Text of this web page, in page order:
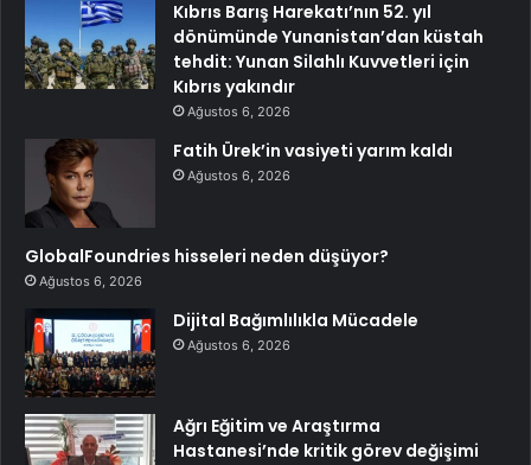
Kıbrıs Barış Harekatı’nın 52. yıl
dönümünde Yunanistan’dan küstah
tehdit: Yunan Silahlı Kuvvetleri için
Kıbrıs yakındır
Ağustos 6, 2026
Fatih Ürek’in vasiyeti yarım kaldı
Ağustos 6, 2026
GlobalFoundries hisseleri neden düşüyor?
Ağustos 6, 2026
Dijital Bağımlılıkla Mücadele
Ağustos 6, 2026
Ağrı Eğitim ve Araştırma
Hastanesi’nde kritik görev değişimi